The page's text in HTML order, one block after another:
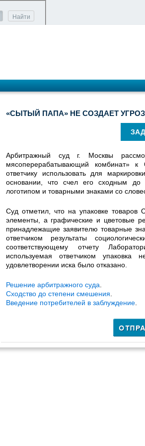
Найти
«СЫТЫЙ ПАПА» НЕ СОЗДАЕТ
Арбитражный суд г. Москвы
мясоперерабатывающий комбинат»
ответчику использовать для
основании, что счел его сходным
логотипом и товарными знаками со
Суд отметил, что на упаковке
элементы, а графические и цветовые
принадлежащие заявителю товарные
ответчиком результаты
соответствующему отчету
используемая ответчиком
удовлетворении иска было отказано.
Решение арбитражного суда
Сходство до степени смешения
Введение потребителей в заблуждение